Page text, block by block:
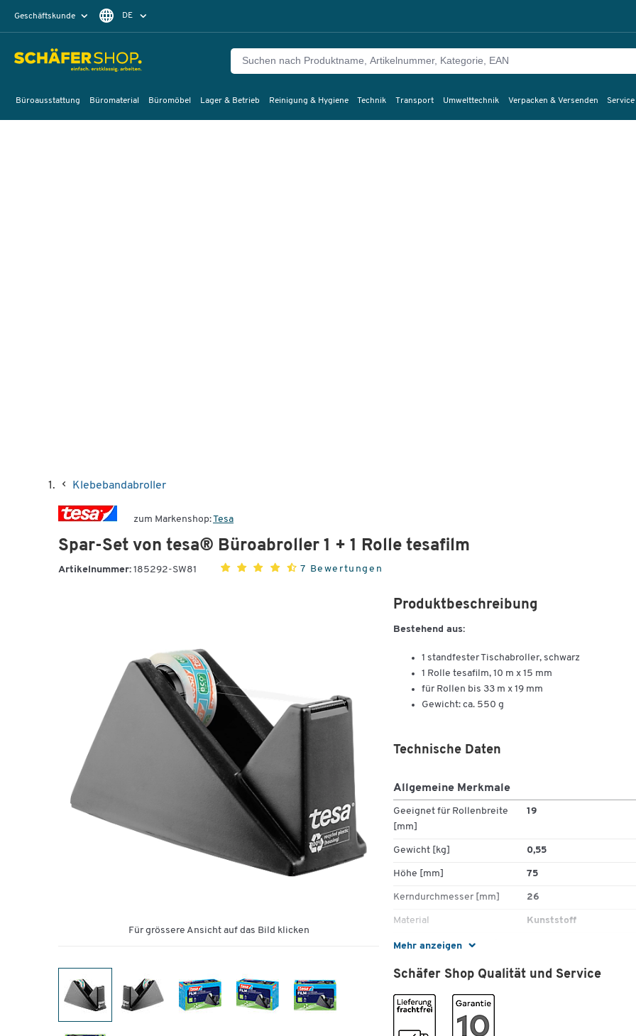
Geschäftskunde DE
EN
Büroausstattung Büromaterial Büromöbel Lager & Betrieb Reinigung & Hygiene Technik Transport Umwelttechnik Verpacken & Versenden
Klebebandabroller
zum Markenshop:Tesa
Spar-Set von tesa® Büroabroller 1 + 1 Rolle tesafilm
Artikelnummer: 185292-SW81 7 Bewertungen
Für grössere Ansicht auf das Bild klicken
Produktbeschreibung
Bestehend aus:
1 standfester Tischabroller, schwarz
1 Rolle tesafilm, 10 m x 15 mm
für Rollen bis 33 m x 19 mm
Gewicht: ca. 550 g
Mehr anzeigen
Technische Daten
Allgemeine Merkmale
Geeignet für Rollenbreite
[mm]
19
Gewicht [kg] 0,55
Höhe [mm] 75
Kerndurchmesser [mm] 26
Material Kunststoff
Max. Rollenbreite [mm]
Tiefe [mm]
Farben
Schäfer Shop Qualität und Service